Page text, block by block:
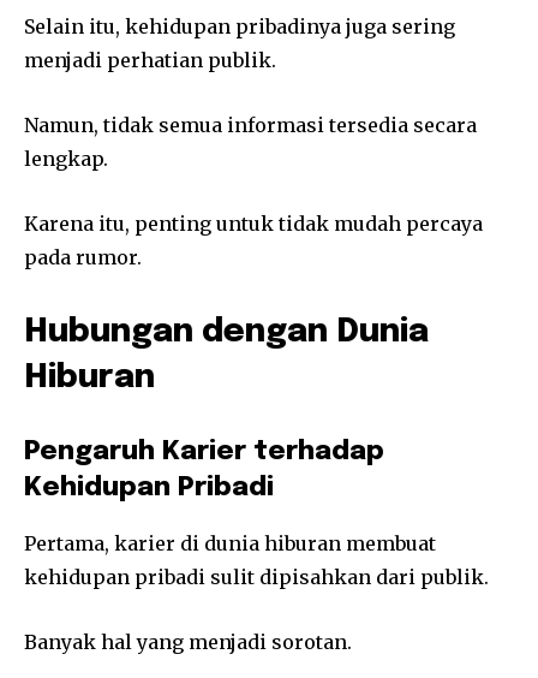
Selain itu, kehidupan pribadinya juga sering
menjadi perhatian publik.
Namun, tidak semua informasi tersedia secara
lengkap.
Karena itu, penting untuk tidak mudah percaya
pada rumor.
Hubungan dengan Dunia
Hiburan
Pengaruh Karier terhadap
Kehidupan Pribadi
Pertama, karier di dunia hiburan membuat
kehidupan pribadi sulit dipisahkan dari publik.
Banyak hal yang menjadi sorotan.